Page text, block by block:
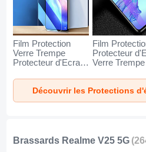
Film Protection
Verre Trempe
Protecteur d'Ecran
5G Clair
Film
Protecteur
Verre
pour Realme
5G Clair
Découvrir les Protections
Brassards Realme V25 5G